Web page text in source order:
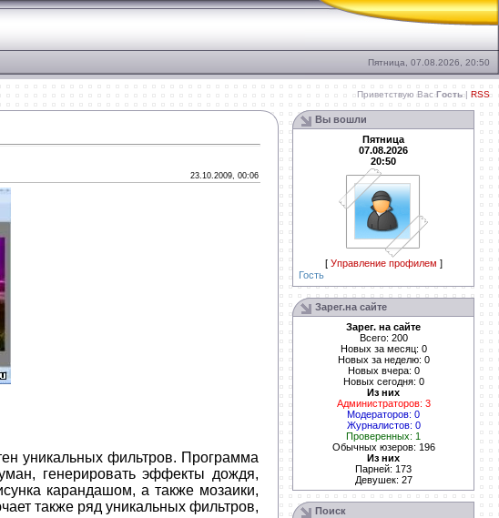
Пятница, 07.08.2026, 20:50
Приветствую Вас Гость | RSS
23.10.2009, 00:06
уникальных фильтров. Программа
генерировать эффекты дождя,
карандашом, а также мозаики,
также ряд уникальных фильтров,
Вы вошли
Пятница
07.08.2026
20:50
[ Управление профилем ]
Гость
Зарег.на сайте
Зарег. на сайте
Всего: 200
Новых за месяц: 0
Новых за неделю: 0
Новых вчера: 0
Новых сегодня: 0
Из них
Администраторов: 3
Модераторов: 0
Журналистов: 0
Проверенных: 1
Обычных юзеров: 196
Из них
Парней: 173
Девушек: 27
Поиск